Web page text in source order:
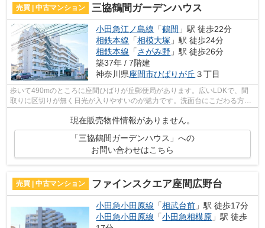
売買 | 中古マンション 三協鶴間ガーデンハウス
小田急江ノ島線 「鶴間 」駅 徒歩22分
相鉄本線 「相模大塚 」駅 徒歩24分
相鉄本線 「さがみ野 」駅 徒歩26分
築37年 / 7階建
神奈川県座間市ひばりが丘 ３丁目
歩いて490mのところに座間ひばりが丘郵便局があります。広いLDKで、間
取りに区切りが無く日光が入りやすいのが魅力です。洗面台にこだわる方に
もご満足いただける設計になっております...
現在販売物件情報がありません。
「三協鶴間ガーデンハウス」への
お問い合わせはこちら
売買 | 中古マンション ファインスクエア座間広野台
小田急小田原線 「相武台前 」駅 徒歩17分
小田急小田原線 「小田急相模原 」駅 徒歩